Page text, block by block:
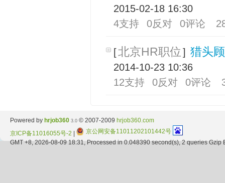
2015-02-18 16:30
4支持
0反对 0评论
[北京HR职位 ] 猎头
2014-10-23 10:36
12支持
0反对 0评论
Powered by hrjob360 3.0 © 2007-2009 hrjob360.com
京ICP备11016055号-2
京公网安备11011202101442号
GMT +8, 2026-08-09 18:31, Processed in 0.048390 second(s), 2 queries Gzip